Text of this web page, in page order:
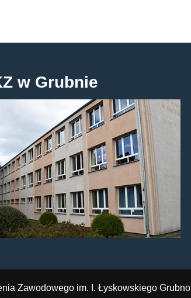
w Grubnie
Zawodowego im. I. Łyskowskiego Grubno